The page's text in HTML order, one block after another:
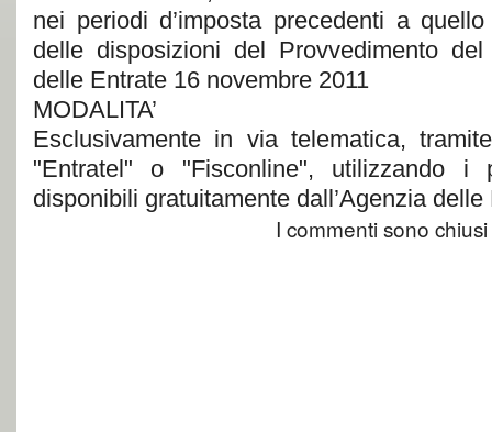
nei periodi d’imposta precedenti a
delle disposizioni del Provvedimento del
delle Entrate 16 novembre 2011
MODALITA’
Esclusivamente in via telematica,
"Entratel" o "Fisconline", utilizzando i
disponibili gratuitamente dall’Agenzia delle
I commenti sono chiusi